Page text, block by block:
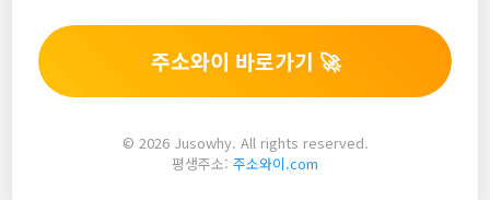
주소와이 바로가기 🚀
© 2026 Jusowhy. All rights reserved.
평생주소: 주소와이.com